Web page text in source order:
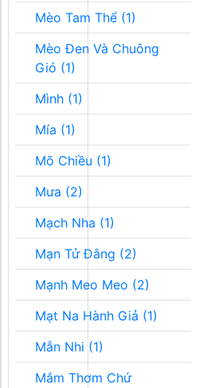
Mèo Tam Thể (1)
Mèo Đen Và Chuông
Gió (1)
Mình (1)
Mía (1)
Mõ Chiều (1)
Mưa (2)
Mạch Nha (1)
Mạn Tử Đằng (2)
Mạnh Meo Meo (2)
Mạt Na Hành Giả (1)
Mẫn Nhi (1)
Mắm Thơm Chứ